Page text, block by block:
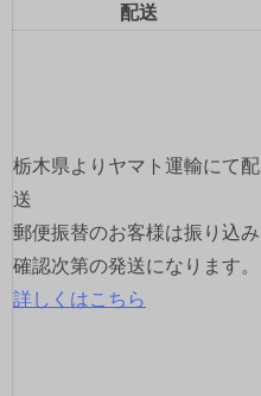
ー
ン
配送
栃木県よりヤマト運輸にて配
送
郵便振替のお客様は振り込み
確認次第の発送になります。
詳しくはこちら